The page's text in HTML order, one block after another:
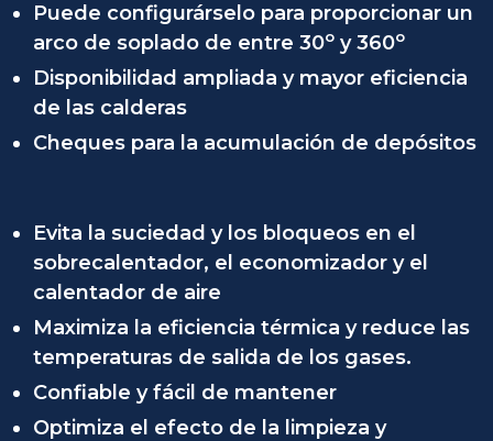
Puede configurárselo para proporcionar un
arco de soplado de entre 30o y 360o
Disponibilidad ampliada y mayor eficiencia
de las calderas
Cheques para la acumulación de depósitos
Evita la suciedad y los bloqueos en el
sobrecalentador, el economizador y el
calentador de aire
Maximiza la eficiencia térmica y reduce las
temperaturas de salida de los gases.
Confiable y fácil de mantener
Optimiza el efecto de la limpieza y